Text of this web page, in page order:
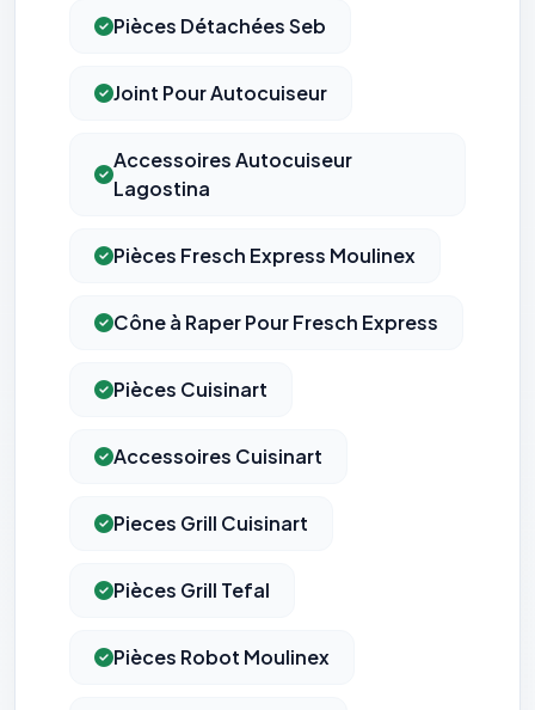
Pièces Détachées Seb
Joint Pour Autocuiseur
Accessoires Autocuiseur
Lagostina
Pièces Fresch Express Moulinex
Cône à Raper Pour Fresch Express
Pièces Cuisinart
Accessoires Cuisinart
Pieces Grill Cuisinart
Pièces Grill Tefal
Pièces Robot Moulinex
Cookies essentiels